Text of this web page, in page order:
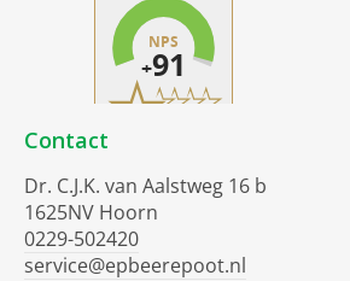
Contact
Dr. C.J.K. van Aalstweg 16 b
1625NV Hoorn
0229-502420
service@epbeerepoot.nl